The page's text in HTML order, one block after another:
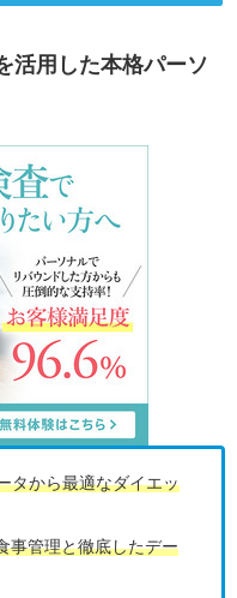
活用した本格パーソ
タから最適なダイエッ
事管理と徹底したデー